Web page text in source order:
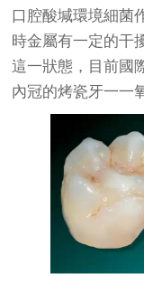
口腔酸堿環境細菌
時金屬有一定的干
這一狀態，目前國
內冠的烤瓷牙一一